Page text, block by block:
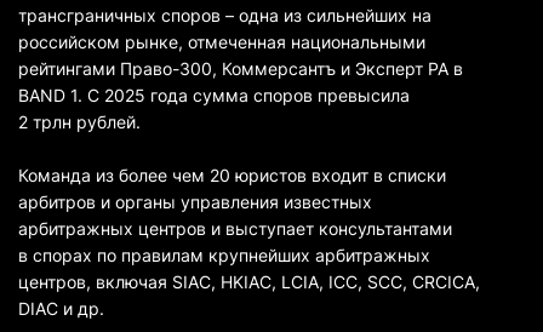
трансграничных споров – одна из сильнейших на
российском рынке, отмеченная национальными
рейтингами Право-300, Коммерсантъ и Эксперт РА в
BAND 1. С 2025 года сумма споров превысила
2 трлн рублей.
Команда из более чем 20 юристов входит в списки
арбитров и органы управления известных
арбитражных центров и выступает консультантами
в спорах по правилам крупнейших арбитражных
центров, включая SIAC, HKIAC, LCIA, ICC, SCC, CRCICA,
DIAC и др.